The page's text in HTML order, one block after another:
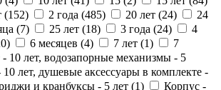
(152) 2 года (485) 20 лет (24)
24
(7) 25 лет (18) 3 года (24)
4
) 6 месяцев (4) 7 лет (1)
7
10 лет, водозапорные механизмы - 5
лет, душевые аксессуары в комплекте -
и кранбуксы - 5 лет (1) Корпус -